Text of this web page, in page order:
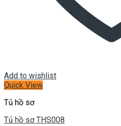
Add to wishlist
Quick View
Tủ hồ sơ
Tủ hồ sơ THS008